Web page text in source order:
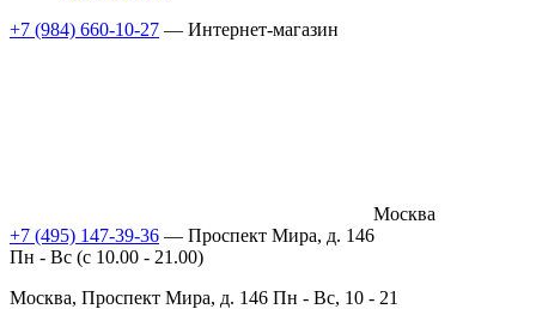
+7 (984) 660-10-27 — Интернет-магазин
Москва
+7 (495) 147-39-36 — Проспект Мира, д. 146
Пн - Вс (c 10.00 - 21.00)
Москва, Проспект Мира, д. 146 Пн - Вс, 10 - 21